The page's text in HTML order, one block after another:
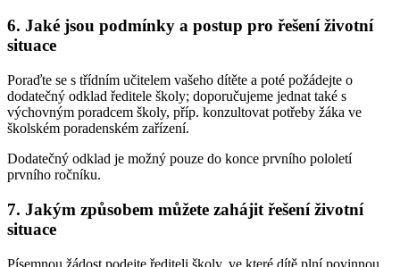
6. Jaké jsou podmínky a postup pro řešení životní
situace
Poraďte se s třídním učitelem vašeho dítěte a poté požádejte o
dodatečný odklad ředitele školy; doporučujeme jednat také s
výchovným poradcem školy, příp. konzultovat potřeby žáka ve
školském poradenském zařízení.
Dodatečný odklad je možný pouze do konce prvního pololetí
prvního ročníku.
7. Jakým způsobem můžete zahájit řešení životní
situace
Písemnou žádost podejte řediteli školy, ve které dítě plní povinnou